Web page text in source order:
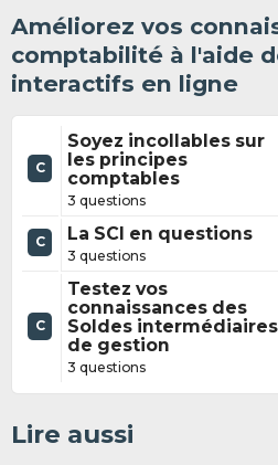
Améliorez vos
comptabilité à l'aide
interactifs en ligne
C
Soyez incollables sur
les principes
comptables
3 questions
C La SCI en questions
3 questions
C
Testez vos
connaissances des
Soldes intermédiaires
de gestion
3 questions
Lire aussi